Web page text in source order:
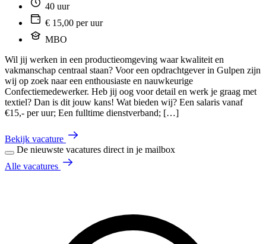
40 uur
€ 15,00 per uur
MBO
Wil jij werken in een productieomgeving waar kwaliteit en
vakmanschap centraal staan? Voor een opdrachtgever in Gulpen zijn
wij op zoek naar een enthousiaste en nauwkeurige
Confectiemedewerker. Heb jij oog voor detail en werk je graag met
textiel? Dan is dit jouw kans! Wat bieden wij? Een salaris vanaf
€15,- per uur; Een fulltime dienstverband; […]
Bekijk vacature
De nieuwste vacatures direct in je mailbox
Alle vacatures